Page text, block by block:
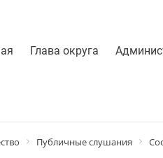
Глава округа
Публичные слушания